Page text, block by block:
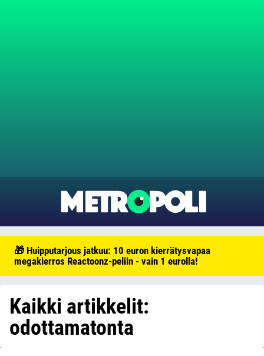
🎁 Huipputarjous jatkuu: 10 euron kierrätysvapaa
megakierros Reactoonz-peliin - vain 1 eurolla!
Kaikki artikkelit:
odottamatonta